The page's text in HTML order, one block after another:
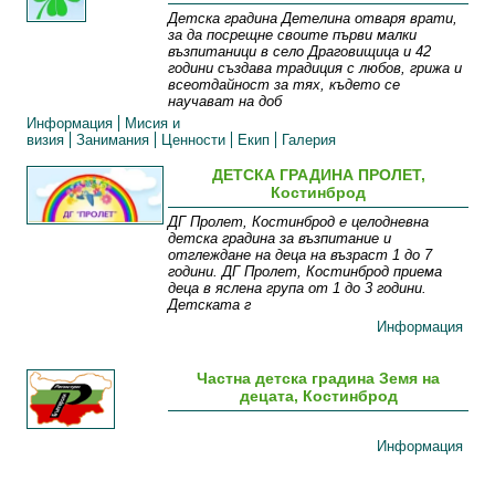
Детска градина Детелина отваря врати,
за да посрещне своите първи малки
възпитаници в село Драговищица и 42
години създава традиция с любов, грижа и
всеотдайност за тях, където се
научават на доб
Информация
Мисия и
визия
Занимания Ценности Екип Галерия
ДЕТСКА ГРАДИНА ПРОЛЕТ,
Костинброд
ДГ Пролет, Костинброд е целодневна
детска градина за възпитание и
отглеждане на деца на възраст 1 до 7
години. ДГ Пролет, Костинброд приема
деца в яслена група от 1 до 3 години.
Детската г
Информация
Частна детска градина Земя на
децата, Костинброд
Информация